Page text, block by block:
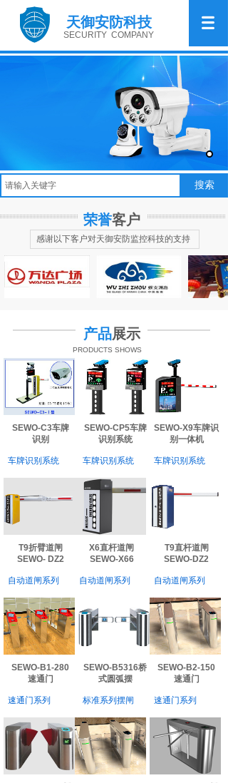
天御安防科技
SECURITY COMPANY
搜索
荣誉客户
感谢以下客户对天御安防监控科技的支持
产品展示
PRODUCTS SHOWS
SEWO-C3车牌
识别
车牌识别系统
SEWO-CP5车牌
识别系统
车牌识别系统
SEWO-X9车牌识
别一体机
车牌识别系统
T9折臂道闸
SEWO- DZ2
自动道闸系列
X6直杆道闸
SEWO-X66
自动道闸系列
T9直杆道闸
SEWO-DZ2
自动道闸系列
SEWO-B1-280
速通门
速通门系列
SEWO-B5316桥
式圆弧摆
标准系列摆闸
SEWO-B2-150
速通门
速通门系列